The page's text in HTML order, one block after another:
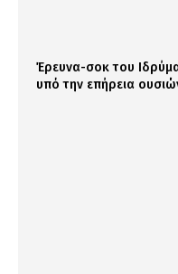
Έρευνα-σοκ του
υπό την επήρεια